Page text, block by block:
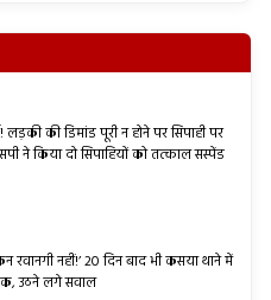
लड़की की डिमांड पूरी न होने पर सिपाही पर
ने किया दो सिपाहियों को तत्काल सस्पेंड
रवानगी नहीं!’ 20 दिन बाद भी कसया थाने में
उठने लगे सवाल